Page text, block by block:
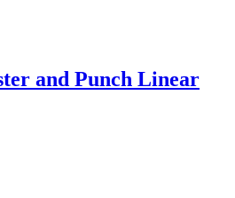
and Punch Linear